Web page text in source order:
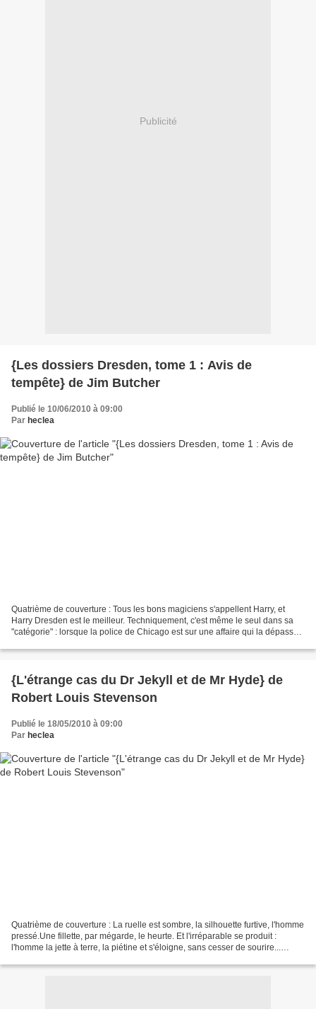
Publicité
{Les dossiers Dresden, tome 1 : Avis de
tempête} de Jim Butcher
Publié le 10/06/2010 à 09:00
Par heclea
Quatrième de couverture : Tous les bons magiciens s'appellent Harry, et
Harry Dresden est le meilleur. Techniquement, c'est même le seul dans sa
"catégorie" : lorsque la police de Chicago est sur une affaire qui la dépasse,
{L'étrange cas du Dr Jekyll et de Mr Hyde} de
Robert Louis Stevenson
Publié le 18/05/2010 à 09:00
Par heclea
Quatrième de couverture : La ruelle est sombre, la silhouette furtive, l'homme
pressé.Une fillette, par mégarde, le heurte. Et l'irréparable se produit :
l'homme la jette à terre, la piétine et s'éloigne, sans cesser de sourire...